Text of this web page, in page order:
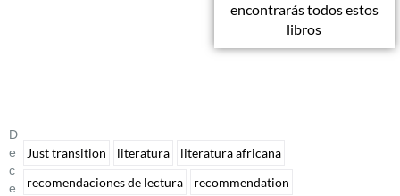
encontrarás todos estos
libros
D
E
C
E
Just transition literatura
literatura africana
recomendaciones de lectura
recommendation